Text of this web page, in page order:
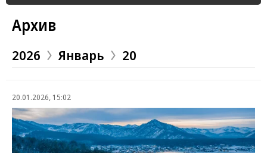
Архив
2026 Январь 20
20.01.2026, 15:02